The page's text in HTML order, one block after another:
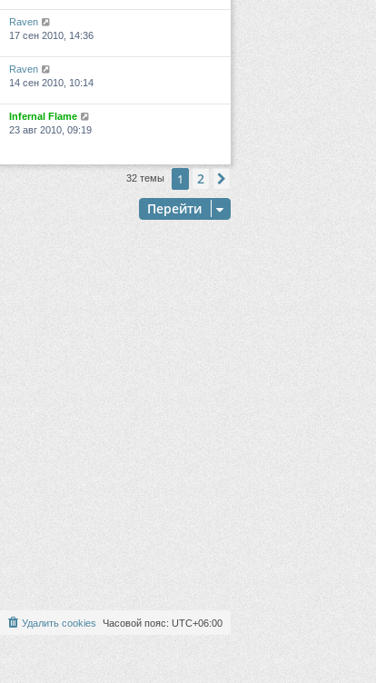
Raven
17 сен 2010, 14:36
Raven
14 сен 2010, 10:14
Infernal Flame
23 авг 2010, 09:19
32 темы 1 2
Перейти
Часовой пояс: UTC+06:00
Удалить cookies